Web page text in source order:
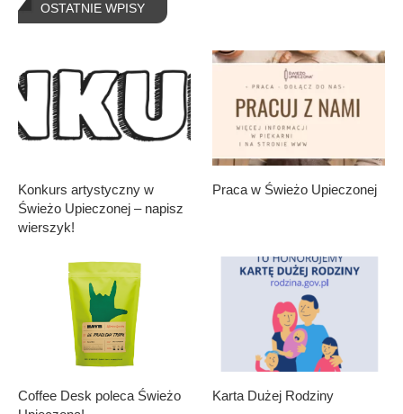
OSTATNIE WPISY
Konkurs artystyczny w
Świeżo Upieczonej – napisz
wierszyk!
Praca w Świeżo Upieczonej
Coffee Desk poleca Świeżo
Karta Dużej Rodziny